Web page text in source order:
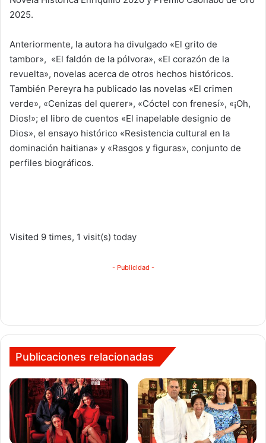
2025.
Anteriormente, la autora ha divulgado «El grito de
tambor», «El faldón de la pólvora», «El corazón de la
revuelta», novelas acerca de otros hechos históricos.
También Pereyra ha publicado las novelas «El crimen
verde», «Cenizas del querer», «Cóctel con frenesí», «¡Oh,
Dios!»; el libro de cuentos «El inapelable designio de
Dios», el ensayo histórico «Resistencia cultural en la
dominación haitiana» y «Rasgos y figuras», conjunto de
perfiles biográficos.
Visited 9 times, 1 visit(s) today
- Publicidad -
Publicaciones relacionadas